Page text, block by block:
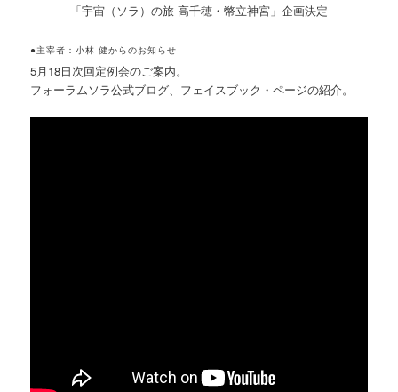
「宇宙（ソラ）の旅 高千穂・幣立神宮」企画決定
●主宰者：小林 健からのお知らせ
5月18日次回定例会のご案内。
フォーラムソラ公式ブログ、フェイスブック・ページの紹介。